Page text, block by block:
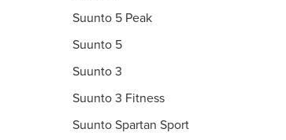
Suunto 5 Peak
Suunto 5
Suunto 3
Suunto 3 Fitness
Suunto Spartan Sport